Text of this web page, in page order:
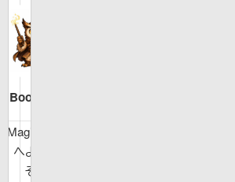
Bookman
MagicBook
へようこ
そ！